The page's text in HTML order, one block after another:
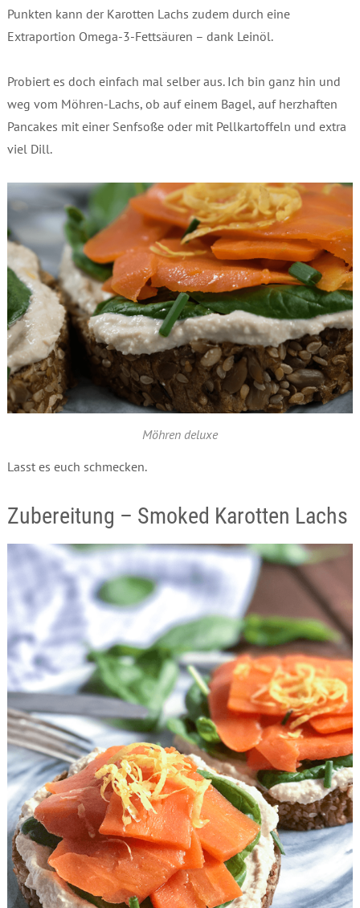
Punkten kann der Karotten Lachs zudem durch eine
Extraportion Omega-3-Fettsäuren – dank Leinöl.
Probiert es doch einfach mal selber aus. Ich bin ganz hin und
weg vom Möhren-Lachs, ob auf einem Bagel, auf herzhaften
Pancakes mit einer Senfsoße oder mit Pellkartoffeln und extra
viel Dill.
Möhren deluxe
Lasst es euch schmecken.
Zubereitung – Smoked Karotten Lachs